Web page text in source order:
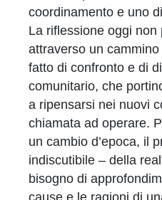
coordinamento e uno
La riflessione oggi non
attraverso un
fatto di confronto e di
comunitario, che
a ripensarsi nei nuovi
chiamata ad operare.
un cambio d’epoca, il
indiscutibile – della
bisogno di
cause e le ragioni di